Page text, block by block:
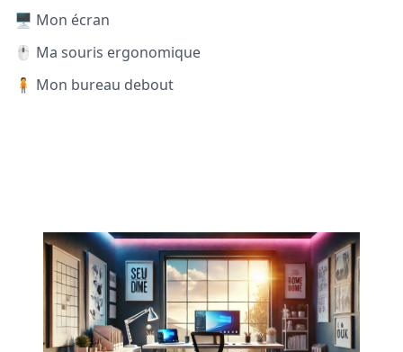
🖥️ Mon écran
🖱️ Ma souris ergonomique
🧍 Mon bureau debout